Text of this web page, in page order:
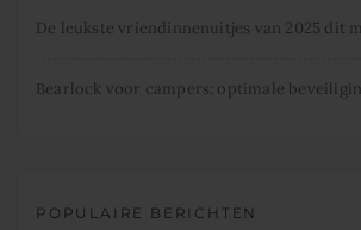
De leukste vriendinnenuitjes van 2025 dit
Bearlock voor campers: optimale
POPULAIRE BERICHTEN